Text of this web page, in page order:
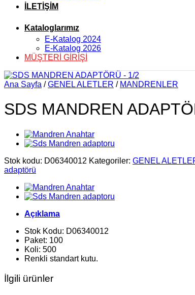
İLETİŞİM
Kataloglarımız
E-Katalog 2024
E-Katalog 2026
MÜŞTERİ GİRİŞİ
Ana Sayfa / GENEL ALETLER / MANDRENLER
SDS MANDREN
Stok kodu: D06340012 Kategoriler: GENEL
adaptörü
Açıklama
Stok Kodu: D06340012
Paket: 100
Koli: 500
Renkli standart kutu.
İlgili ürünler